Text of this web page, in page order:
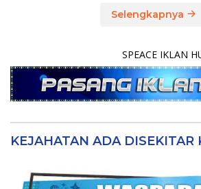
Selengkapnya
SPEACE IKLAN HUB.
KEJAHATAN ADA DISEKITAR